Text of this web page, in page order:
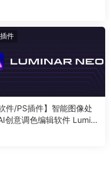
件
软件/PS插件】智能图像处
创意调色编辑软件 Lumin